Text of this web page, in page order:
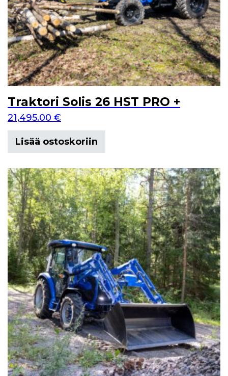
Traktori Solis 26 HST PRO +
21,495.00 €
Lisää ostoskoriin